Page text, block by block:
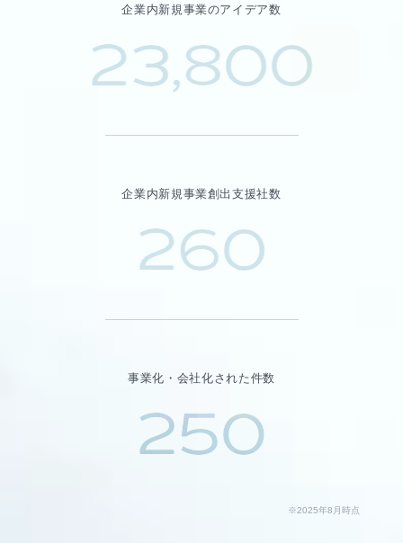
企業内新規事業のアイデア数
23,800
企業内新規事業創出支援社数
260
事業化・会社化された件数
250
※2025年8月時点